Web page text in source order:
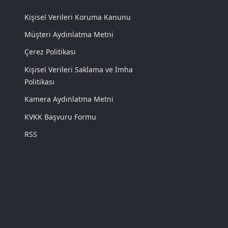
Kişisel Verileri Koruma Kanunu
Müşteri Aydınlatma Metni
Çerez Politikası
Kişisel Verileri Saklama ve İmha
Politikası
Kamera Aydınlatma Metni
KVKK Başvuru Formu
RSS